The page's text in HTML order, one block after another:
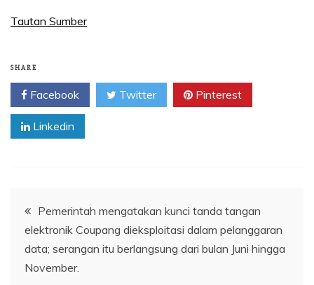
Tautan Sumber
SHARE
Facebook Twitter Pinterest
Linkedin
Navigasi
pos
Pemerintah mengatakan kunci tanda tangan
elektronik Coupang dieksploitasi dalam pelanggaran
data; serangan itu berlangsung dari bulan Juni hingga
November.